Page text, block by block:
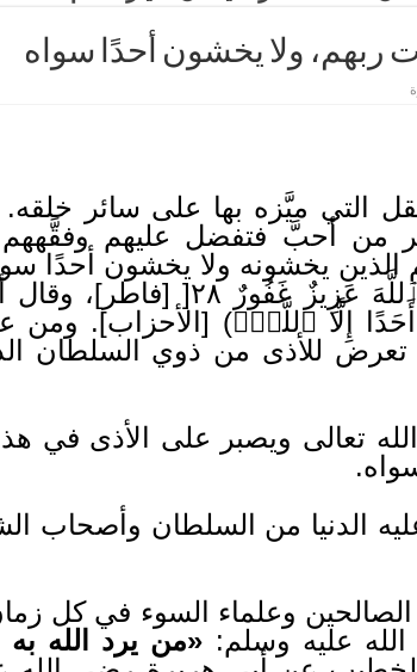
ربهم، ولا يخشون أحدًا سواه
التي ميَّزه بها على سائر خلقه.
من أحبَّ فتفضل عليهم وفقَّههم
الذين يخشونه ولا يخشون أحدًا
ٱللَّهَ مِنۡ ِبَادِهِ ٱلۡعُلَمَٰٓؤُاْۗ إِنَّ
إِلَّا ٱللَّهَۗ) [الأحزاب]. ومن
تعرض للأذى من ذوي السلطان
تعالى ويصبر على الأذى في
الدنيا من السلطان وأصحاب
الصالحين وعلماء السوء في كل
عليه وسلم: «من يرد الله